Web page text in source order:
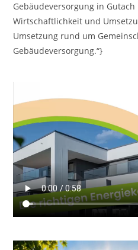
Gebäudeversorgung in
Wirtschaftlichkeit und
Umsetzung rund um
Gebäudeversorgung.“}